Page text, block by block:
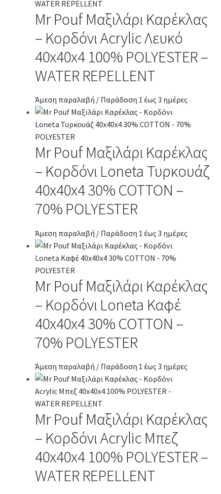
Mr Pouf Μαξιλάρι Καρέκλας
– Κορδόνι Acrylic Λευκό
40x40x4 100% POLYESTER –
WATER REPELLENT
Άμεση παραλαβή / Παράδοση 1 έως 3 ημέρες
Mr Pouf Μαξιλάρι Καρέκλας
– Κορδόνι Loneta Τυρκουάζ
40x40x4 30% COTTON –
70% POLYESTER
Άμεση παραλαβή / Παράδοση 1 έως 3 ημέρες
Mr Pouf Μαξιλάρι Καρέκλας
– Κορδόνι Loneta Καφέ
40x40x4 30% COTTON –
70% POLYESTER
Άμεση παραλαβή / Παράδοση 1 έως 3 ημέρες
Mr Pouf Μαξιλάρι Καρέκλας
– Κορδόνι Acrylic Μπεζ
40x40x4 100% POLYESTER –
WATER REPELLENT